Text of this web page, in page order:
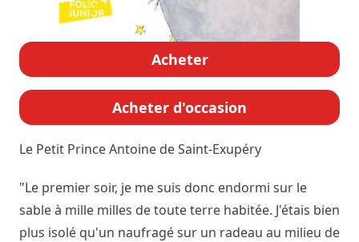
Acheter
Acheter d'occasion
Le Petit PrinceAntoine de Saint-Exupéry
"Le premier soir, je me suis donc endormi sur le
sable à mille milles de toute terre habitée. J'étais bien
plus isolé qu'un naufragé sur un radeau au milieu de